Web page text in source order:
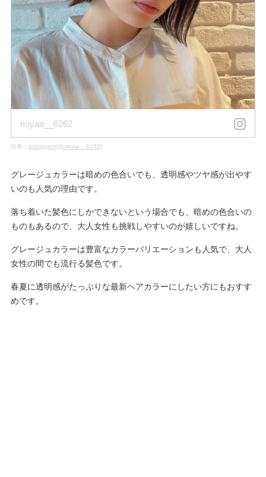
miyaa__6262
出典： instagram(@miyaa__6262)
グレージュカラーは暗めの色合いでも、透明感やツヤ感が出やす
いのも人気の理由です。
落ち着いた髪色にしかできないという場合でも、暗めの色合いの
ものもあるので、大人女性も挑戦しやすいのが嬉しいですね。
グレージュカラーは豊富なカラーバリエーションも人気で、大人
女性の間でも流行る髪色です。
春夏に透明感がたっぷりな最新ヘアカラーにしたい方にもおすす
めです。